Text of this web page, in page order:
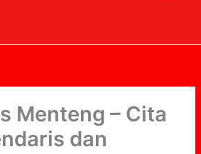
Menteng – Cita
dan